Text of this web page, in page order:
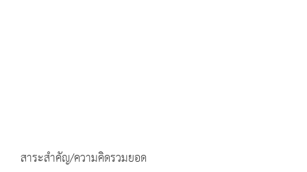
สาระสำคัญ/ความคิดรวมยอด